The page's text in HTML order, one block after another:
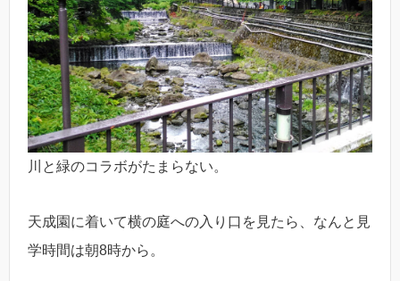
川と緑のコラボがたまらない。
天成園に着いて横の庭への入り口を見たら、なんと見
学時間は朝8時から。